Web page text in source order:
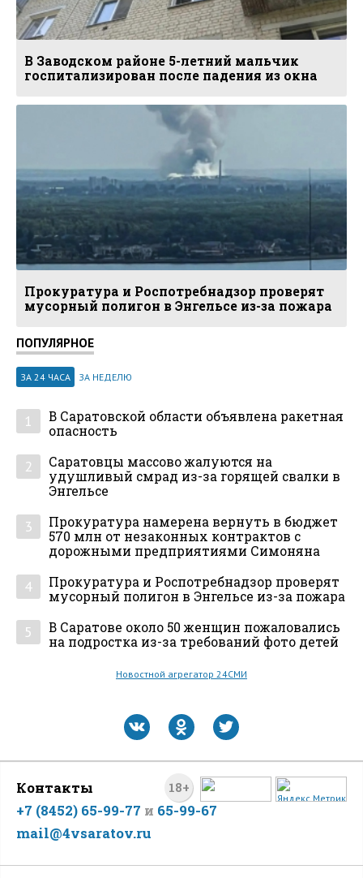
В Заводском районе 5-летний мальчик
госпитализирован после падения из окна
Прокуратура и Роспотребнадзор проверят
мусорный полигон в Энгельсе из-за пожара
ПОПУЛЯРНОЕ
ЗА 24 ЧАСА ЗА НЕДЕЛЮ
1
В Саратовской области объявлена ракетная
опасность
2
Саратовцы массово жалуются на
удушливый смрад из-за горящей свалки в
Энгельсе
3
Прокуратура намерена вернуть в бюджет
570 млн от незаконных контрактов с
дорожными предприятиями Симоняна
4
Прокуратура и Роспотребнадзор проверят
мусорный полигон в Энгельсе из-за пожара
5
В Саратове около 50 женщин пожаловались
на подростка из-за требований фото детей
Новостной агрегатор 24СМИ
18+
Контакты
+7 (8452) 65-99-77 и 65-99-67
mail@4vsaratov.ru